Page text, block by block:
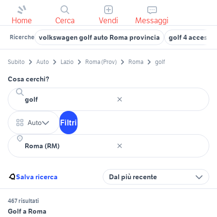
Home Cerca Vendi Messaggi
Ricerche volkswagen golf auto Roma provincia golf 4
Subito Auto Lazio Roma (Prov) Roma golf
Cosa cerchi?
Auto Filtri
Salva ricerca Dal più recente
467 risultati
Golf a Roma